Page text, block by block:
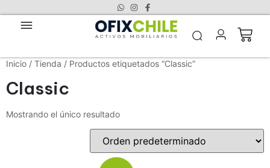
Inicio / Tienda / Productos etiquetados “Classic”
Classic
Mostrando el único resultado